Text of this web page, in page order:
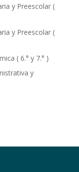
y Preescolar (
y Preescolar (
( 6.° y 7.° )
y